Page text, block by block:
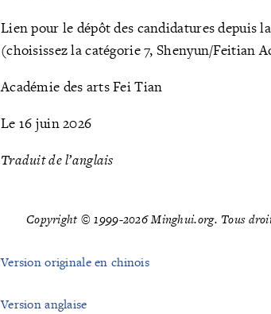
Lien pour le dépôt des candidatures depuis
(choisissez la catégorie 7, Shenyun/Feitian
Académie des arts Fei Tian
Le 16 juin 2026
Traduit de l’anglais
Copyright © 1999-2026 Minghui.org. Tous
Version originale en chinois
Version anglaise